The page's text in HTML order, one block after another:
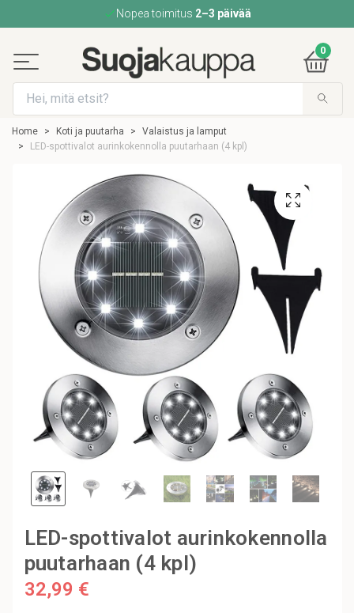
Nopea toimitus 2–3 päivää
0
Home Koti ja puutarha
Valaistus ja lamput
LED-spottivalot aurinkokennolla puutarhaan (4 kpl)
LED-spottivalot aurinkokennolla
puutarhaan (4 kpl)
32,99 €